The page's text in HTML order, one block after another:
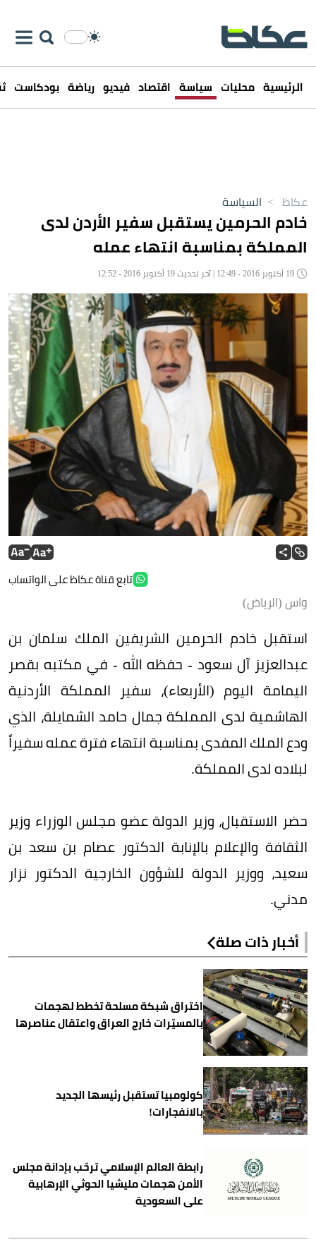
الرئيسية محليات سياسة اقتصاد فيديو رياضة بودكاست
عكاظ > السياسة
خادم الحرمين يستقبل سفير الأردن لدى
المملكة بمناسبة انتهاء عمله
تابع قناة عكاظ على الواتساب
واس (الرياض)
استقبل خادم الحرمين الشريفين الملك سلمان بن
عبدالعزيز آل سعود - حفظه الله - في مكتبه بقصر
اليمامة اليوم (الأربعاء)، سفير المملكة الأردنية
الهاشمية لدى المملكة جمال حامد الشمايلة، الذي
ودع الملك المفدى بمناسبة انتهاء فترة عمله سفيراً
لبلاده لدى المملكة.
حضر الاستقبال، وزير الدولة عضو مجلس الوزراء وزير
الثقافة والإعلام بالإنابة الدكتور عصام بن سعد بن
سعيد، ووزير الدولة للشؤون الخارجية الدكتور نزار
مدني.
أخبار ذات صلة
اختراق شبكة مسلحة تخطط لهجمات
بالمسيّرات خارج العراق واعتقال عناصرها
كولومبيا تستقبل رئيسها الجديد
بالانفجارات!
رابطة العالم الإسلامي ترحّب بإدانة مجلس
الأمن هجمات مليشيا الحوثي الإرهابية
على السعودية